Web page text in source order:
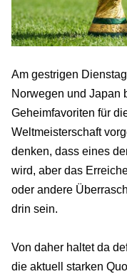
Am gestrigen
Norwegen und Japan
Geheimfavoriten für
Weltmeisterschaft
denken, dass eines
wird, aber das
oder andere
drin sein.
Von daher haltet da
die aktuell starken